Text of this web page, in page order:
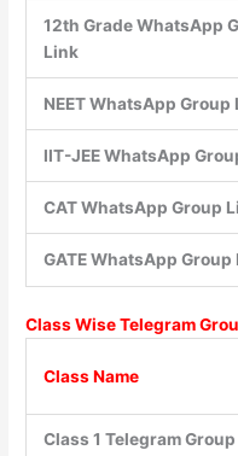
12th Grade WhatsApp
Link
NEET WhatsApp Group
IIT-JEE WhatsApp
CAT WhatsApp Group
GATE WhatsApp Group
Class WiseTelegram
Class Name
Class 1 Telegram